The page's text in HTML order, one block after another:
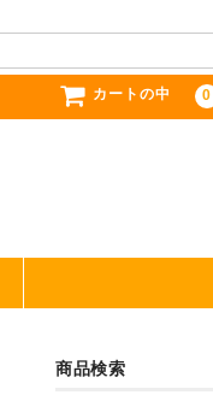
カートの中 0
商品検索